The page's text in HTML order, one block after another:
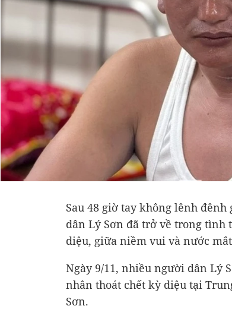
Sau 48 giờ tay không lênh
dân Lý Sơn đã trở về trong tình
diệu, giữa niềm vui và nước
Ngày 9/11, nhiều người dân Lý
nhân thoát chết kỳ diệu tại
Sơn.